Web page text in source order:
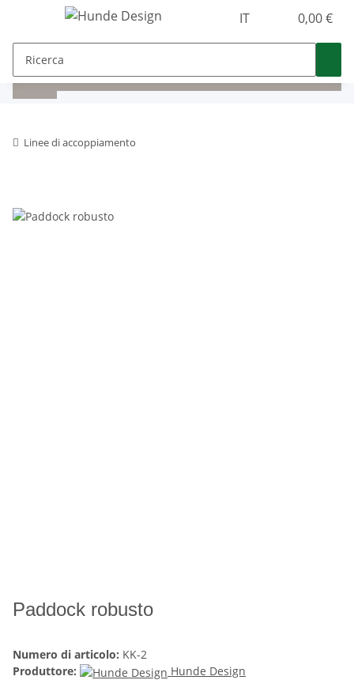
IT 0,00 €
Linee di accoppiamento
Paddock robusto
Numero di articolo: KK-2
Produttore:
Hunde Design